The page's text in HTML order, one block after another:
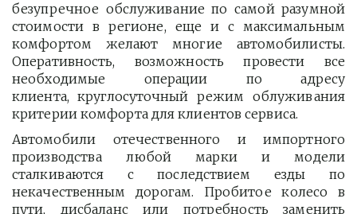
безупречное обслуживание по самой разумной
стоимости в регионе, еще и с максимальным
комфортом желают многие автомобилисты.
Оперативность, возможность провести все
необходимые операции по адресу
клиента, круглосуточный режим облуживания
критерии комфорта для клиентов сервиса.
Автомобили отечественного и импортного
производства любой марки и модели
сталкиваются с последствием езды по
некачественным дорогам. Пробитое колесо в
пути, дисбаланс или потребность заменить